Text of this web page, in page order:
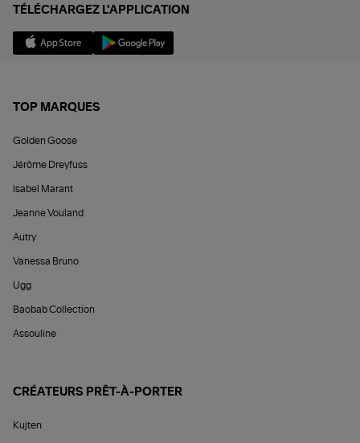
TÉLÉCHARGEZ L'APPLICATION
TOP MARQUES
Golden Goose
Jérôme Dreyfuss
Isabel Marant
Jeanne Vouland
Autry
Vanessa Bruno
Ugg
Baobab Collection
Assouline
CRÉATEURS PRÊT-À-PORTER
Kujten